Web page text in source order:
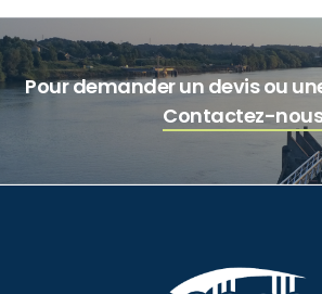
Pour demander un devis ou
Contactez-nous